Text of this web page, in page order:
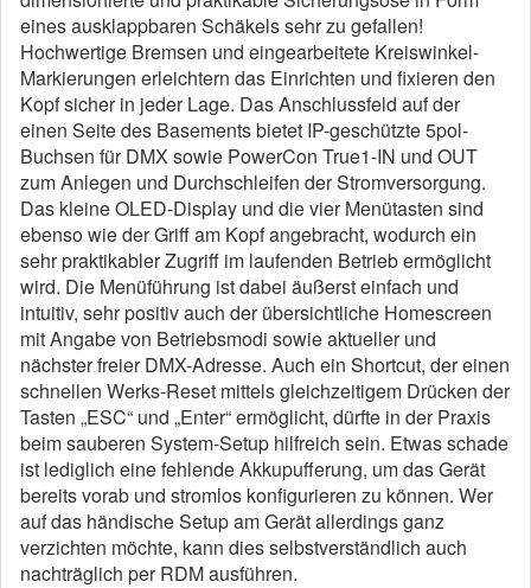
eines ausklappbaren Schäkels sehr zu gefallen!
Hochwertige Bremsen und eingearbeitete Kreiswinkel-
Markierungen erleichtern das Einrichten und fixieren den
Kopf sicher in jeder Lage. Das Anschlussfeld auf der
einen Seite des Basements bietet IP-geschützte 5pol-
Buchsen für DMX sowie PowerCon True1-IN und OUT
zum Anlegen und Durchschleifen der Stromversorgung.
Das kleine OLED-Display und die vier Menütasten sind
ebenso wie der Griff am Kopf angebracht, wodurch ein
sehr praktikabler Zugriff im laufenden Betrieb ermöglicht
wird. Die Menüführung ist dabei äußerst einfach und
intuitiv, sehr positiv auch der übersichtliche Homescreen
mit Angabe von Betriebsmodi sowie aktueller und
nächster freier DMX-Adresse. Auch ein Shortcut, der einen
schnellen Werks-Reset mittels gleichzeitigem Drücken der
Tasten „ESC“ und „Enter“ ermöglicht, dürfte in der Praxis
beim sauberen System-Setup hilfreich sein. Etwas schade
ist lediglich eine fehlende Akkupufferung, um das Gerät
bereits vorab und stromlos konfigurieren zu können. Wer
auf das händische Setup am Gerät allerdings ganz
verzichten möchte, kann dies selbstverständlich auch
nachträglich per RDM ausführen.